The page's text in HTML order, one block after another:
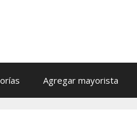
Agregar mayorista